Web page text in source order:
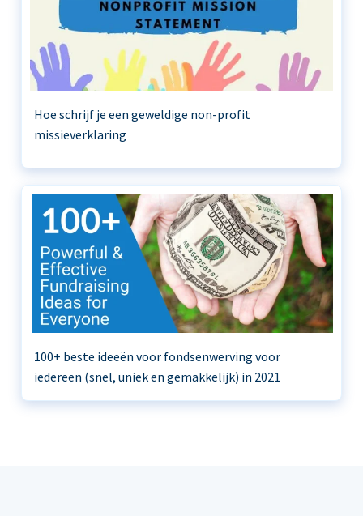
Hoe schrijf je een geweldige non-profit
missieverklaring
100+ beste ideeën voor fondsenwerving voor
iedereen (snel, uniek en gemakkelijk) in 2021